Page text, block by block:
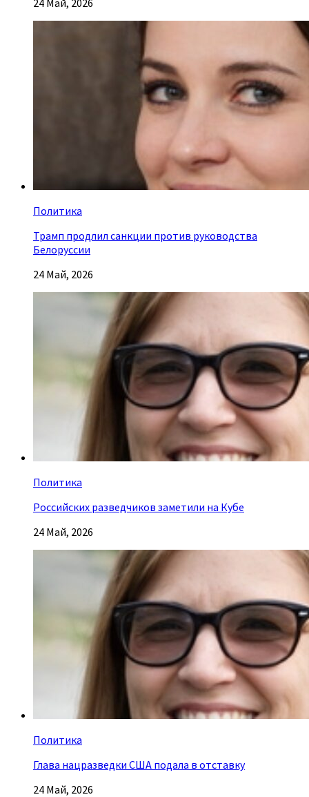
Политика
Трамп продлил санкции против руководства
Белоруссии
24 Май, 2026
Политика
Российских разведчиков заметили на Кубе
24 Май, 2026
Политика
Глава нацразведки США подала в отставку
24 Май, 2026